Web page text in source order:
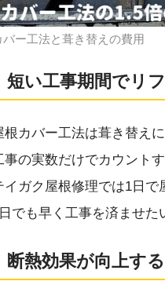
バー工法と葺き替えの費用
短い工事期間でリ
根カバー工法は葺き替え
事の実数だけでカウント
イガク屋根修理では1日で
でも早く工事を済ませた
断熱効果が向上する